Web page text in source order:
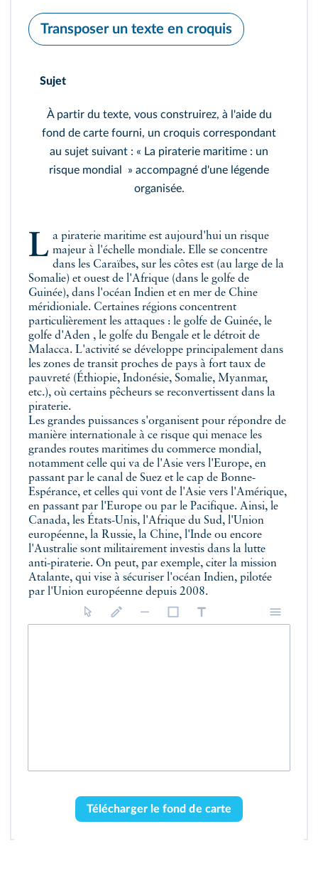
Transposer un texte en croquis
Sujet
À partir du texte, vous construirez, à l'aide du
fond de carte fourni, un croquis correspondant
au sujet suivant : « La piraterie maritime : un
risque mondial » accompagné d'une légende
organisée.
La piraterie maritime est aujourd'hui un risque majeur à l'échelle mondiale. Elle se concentre
dans les Caraïbes, sur les côtes est (au large de la
Somalie) et ouest de l'Afrique (dans le golfe de
Guinée), dans l'océan Indien et en mer de Chine
méridioniale. Certaines régions concentrent
particulièrement les attaques : le golfe de Guinée, le
golfe d'Aden , le golfe du Bengale et le détroit de
Malacca. L'activité se développe principalement dans
les zones de transit proches de pays à fort taux de
pauvreté (Éthiopie, Indonésie, Somalie, Myanmar,
etc.), où certains pêcheurs se reconvertissent dans la
piraterie.
Les grandes puissances s'organisent pour répondre de
manière internationale à ce risque qui menace les
grandes routes maritimes du commerce mondial,
notamment celle qui va de l'Asie vers l'Europe, en
passant par le canal de Suez et le cap de Bonne-
Espérance, et celles qui vont de l'Asie vers l'Amérique,
en passant par l'Europe ou par le Pacifique. Ainsi, le
Canada, les États-Unis, l'Afrique du Sud, l'Union
européenne, la Russie, la Chine, l'Inde ou encore
l'Australie sont militairement investis dans la lutte
anti-piraterie. On peut, par exemple, citer la mission
Atalante, qui vise à sécuriser l'océan Indien, pilotée
par l'Union européenne depuis 2008.
Télécharger le fond de carte